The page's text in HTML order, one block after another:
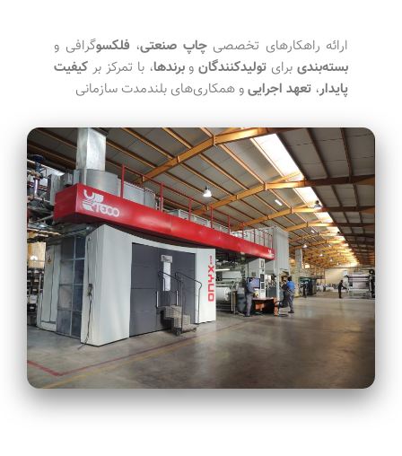
ارائه راهکارهای تخصصیچاپ صنعتی، فلکسوگرافی و
بسته‌بندی برای تولیدکنندگانوبرندها، با تمرکز بر کیفیت
پایدار، تعهد اجراییو همکاری‌های بلندمدت سازمانی
Leopack